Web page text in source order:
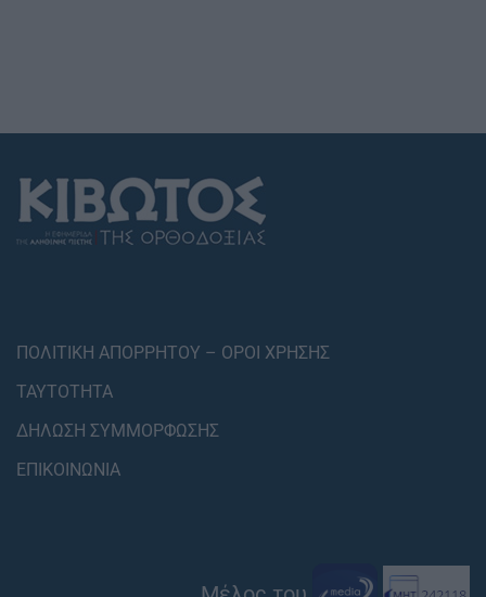
ΠΟΛΙΤΙΚΗ ΑΠΟΡΡΗΤΟΥ – ΟΡΟΙ ΧΡΗΣΗΣ
ΤΑΥΤΟΤΗΤΑ
ΔΗΛΩΣΗ ΣΥΜΜΟΡΦΩΣΗΣ
ΕΠΙΚΟΙΝΩΝΙΑ